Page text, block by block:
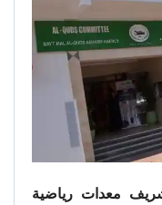
معدات رياضية